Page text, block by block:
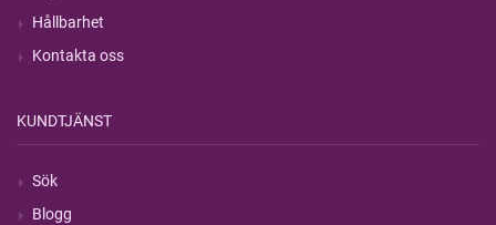
Hållbarhet
Kontakta oss
KUNDTJÄNST
Sök
Blogg